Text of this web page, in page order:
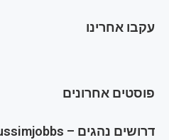
עקבו אחרינו
פוסטים אחרונים